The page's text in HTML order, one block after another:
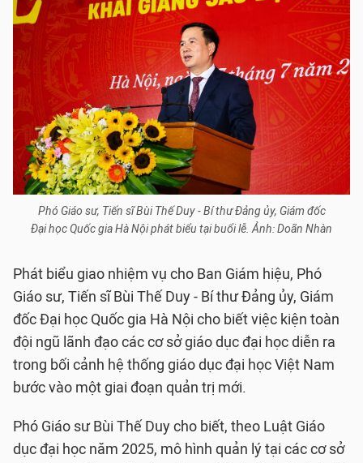
Phó Giáo sư, Tiến sĩ Bùi Thế Duy - Bí thư Đảng ủy, Giám đốc
Đại học Quốc gia Hà Nội phát biểu tại buổi lễ. Ảnh: Doãn Nhàn
Phát biểu giao nhiệm vụ cho Ban Giám hiệu, Phó
Giáo sư, Tiến sĩ Bùi Thế Duy - Bí thư Đảng ủy, Giám
đốc Đại học Quốc gia Hà Nội cho biết việc kiện toàn
đội ngũ lãnh đạo các cơ sở giáo dục đại học diễn ra
trong bối cảnh hệ thống giáo dục đại học Việt Nam
bước vào một giai đoạn quản trị mới.
Phó Giáo sư Bùi Thế Duy cho biết, theo Luật Giáo
dục đại học năm 2025, mô hình quản lý tại các cơ sở